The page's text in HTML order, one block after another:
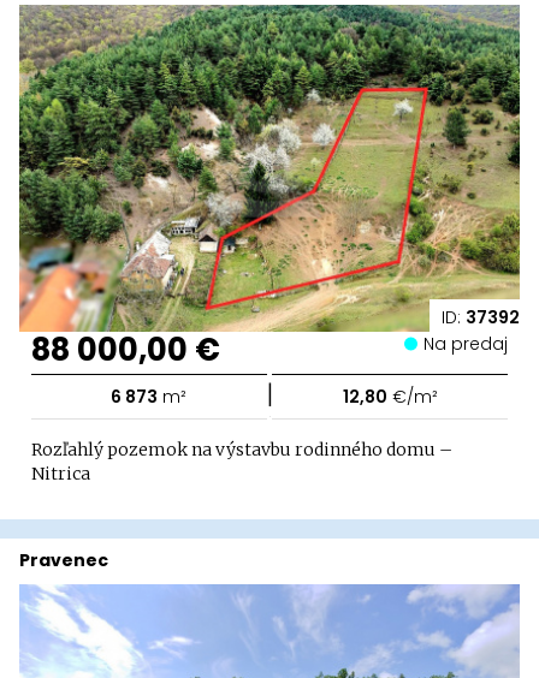
ID: 37392
88 000,00 € Na predaj
6 873 m² | 12,80 €/m²
Rozľahlý pozemok na výstavbu rodinného domu –
Nitrica
Pravenec